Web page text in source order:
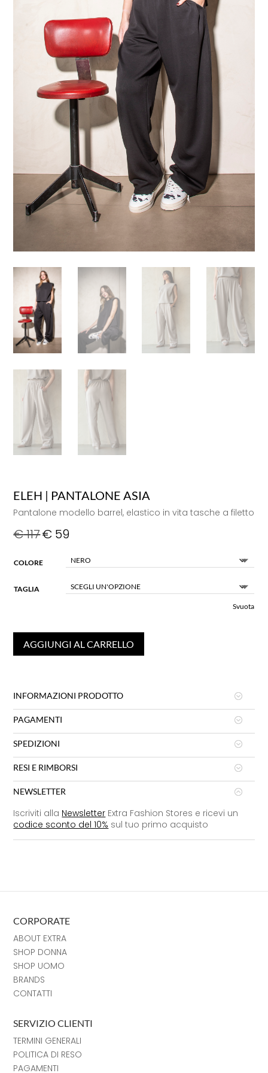
ELEH | PANTALONE ASIA
Pantalone modello barrel, elastico in vita tasche a filetto
€117€ 59
COLORE
TAGLIA
Svuota
AGGIUNGI AL CARRELLO
INFORMAZIONI PRODOTTO
PAGAMENTI
SPEDIZIONI
RESI E RIMBORSI
NEWSLETTER
Iscriviti alla Newsletter Extra Fashion Stores e ricevi un
codice sconto del 10% sul tuo primo acquisto
CORPORATE
ABOUT EXTRA
SHOP DONNA
SHOP UOMO
BRANDS
CONTATTI
SERVIZIO CLIENTI
TERMINI GENERALI
POLITICA DI RESO
PAGAMENTI